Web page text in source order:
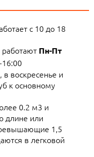
с 10 до 18
Пн-Пт
воскресенье и
к основному
0.2 м3 и
длине или
1,5
в легковой